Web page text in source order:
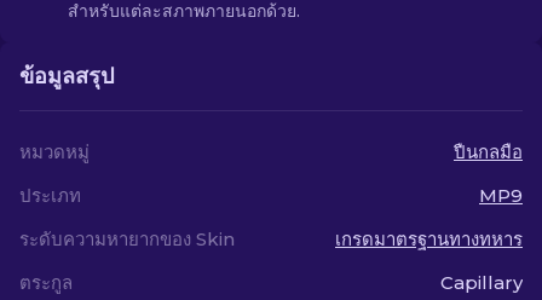
สำหรับแต่ละสภาพภายนอกด้วย.
ข้อมูลสรุป
หมวดหมู่
ปืนกลมือ
ประเภท
MP9
ระดับความหายากของ Skin
เกรดมาตรฐานทางทหาร
ตระกูล
Capillary